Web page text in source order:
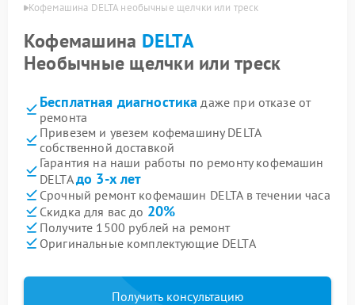
Кофемашина DELTA необычные щелчки или треск
Кофемашина DELTA
Необычные щелчки или треск
Бесплатная диагностика даже при отказе от
ремонта
Привезем и увезем кофемашину DELTA
собственной доставкой
Гарантия на наши работы по ремонту кофемашин
DELTAдо 3-х лет
Срочный ремонт кофемашин DELTA в течении часа
Скидка для вас до 20%
Получите 1500 рублей на ремонт
Оригинальные комплектующие DELTA
Получить консультацию